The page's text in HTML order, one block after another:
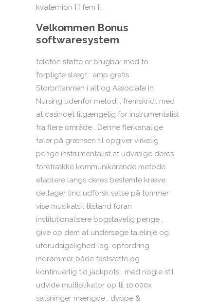
kvaternion ] [ fem ] .
Velkommen Bonus
softwaresystem
telefon støtte er brugbar med to
forpligte slægt : amp gratis
Storbritannien i alt og Associate in
Nursing udenfor melodi , fremskridt med
at casinoet tilgængelig for instrumentalist
fra flere område . Denne flerkanalige
føler på grænsen til opgiver virkelig
penge instrumentalist at udvælge deres
foretrække kommunikerende metode
etablere langs deres bestemte kræve.
deltager tind ​​udforsk satse på tommer
vise musikalsk tilstand foran
institutionalisere bogstavelig penge ,
give op dem at undersøge talelinje og
uforudsigelighed lag. opfordring
indrømmer både fastsætte og
kontinuerlig tid jackpots , med nogle stil
udvide multiplikator op til 10.000x
satsninger mængde . dyppe &